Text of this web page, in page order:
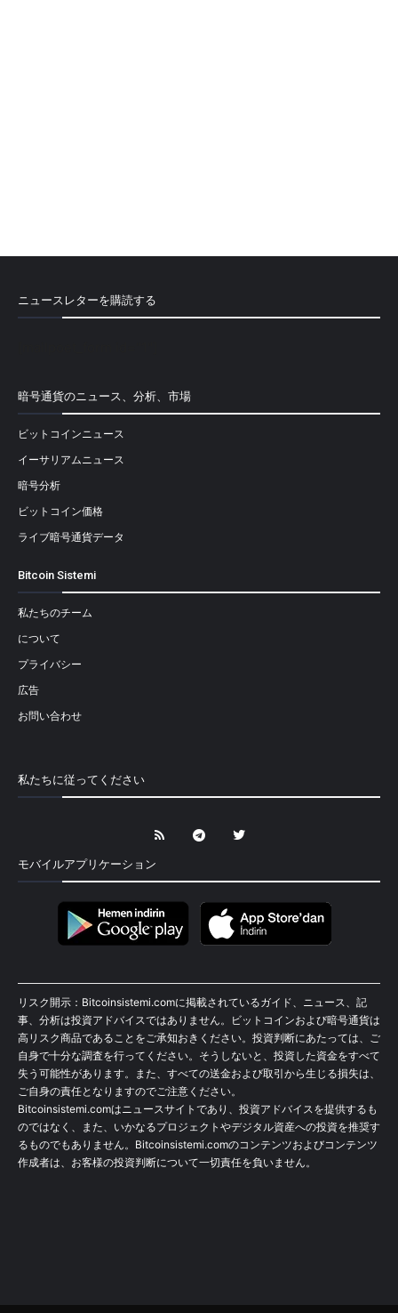
ニュースレターを購読する
暗号通貨のニュース、分析、市場
ビットコインニュース
イーサリアムニュース
暗号分析
ビットコイン価格
ライブ暗号通貨データ
Bitcoin Sistemi
私たちのチーム
について
プライバシー
広告
お問い合わせ
私たちに従ってください
モバイルアプリケーション
リスク開示：Bitcoinsistemi.comに掲載されているガイド、ニュース、記
事、分析は投資アドバイスではありません。ビットコインおよび暗号通貨は
高リスク商品であることをご承知おきください。投資判断にあたっては、ご
自身で十分な調査を行ってください。そうしないと、投資した資金をすべて
失う可能性があります。また、すべての送金および取引から生じる損失は、
ご自身の責任となりますのでご注意ください。
Bitcoinsistemi.comはニュースサイトであり、投資アドバイスを提供するも
のではなく、また、いかなるプロジェクトやデジタル資産への投資を推奨す
るものでもありません。Bitcoinsistemi.comのコンテンツおよびコンテンツ
作成者は、お客様の投資判断について一切責任を負いません。